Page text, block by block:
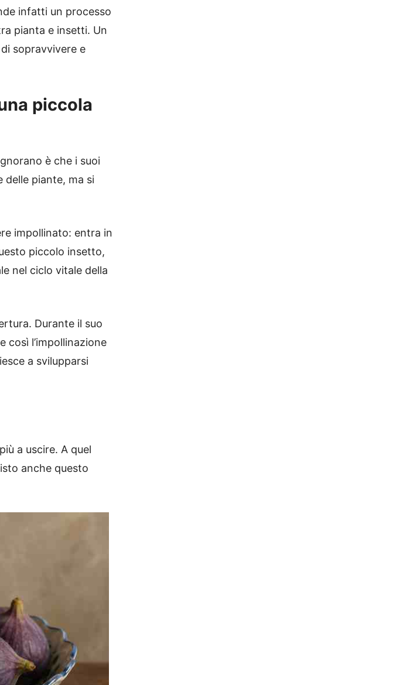
infatti un processo
pianta e insetti. Un
sopravvivere e
piccola
è che i suoi
delle piante, ma si
impollinato: entra in
piccolo insetto,
nel ciclo vitale della
Durante il suo
così l’impollinazione
a svilupparsi
a uscire. A quel
anche questo